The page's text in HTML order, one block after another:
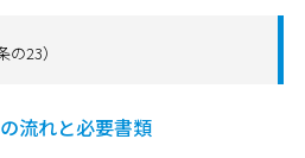
の23）
流れと必要書類